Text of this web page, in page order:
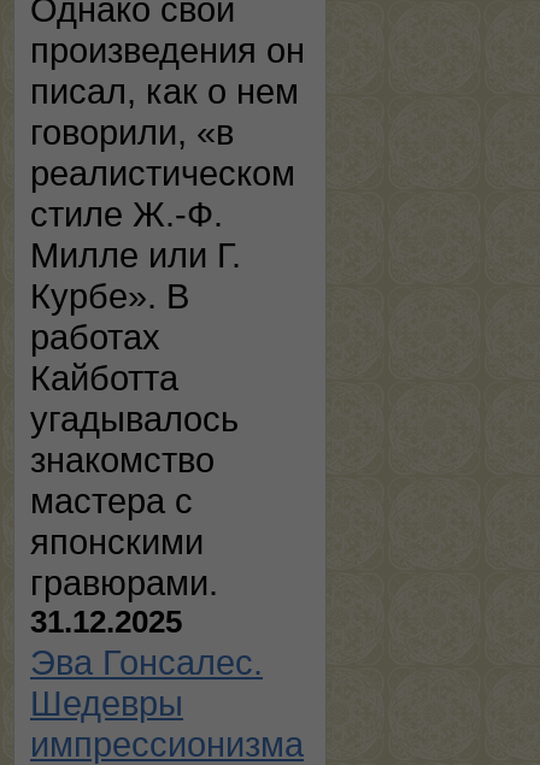
Однако свои
произведения он
писал, как о нем
говорили, «в
реалистическом
стиле Ж.-Ф.
Милле или Г.
Курбе». В
работах
Кайботта
угадывалось
знакомство
мастера с
японскими
гравюрами.
31.12.2025
Эва Гонсалес.
Шедевры
импрессионизма